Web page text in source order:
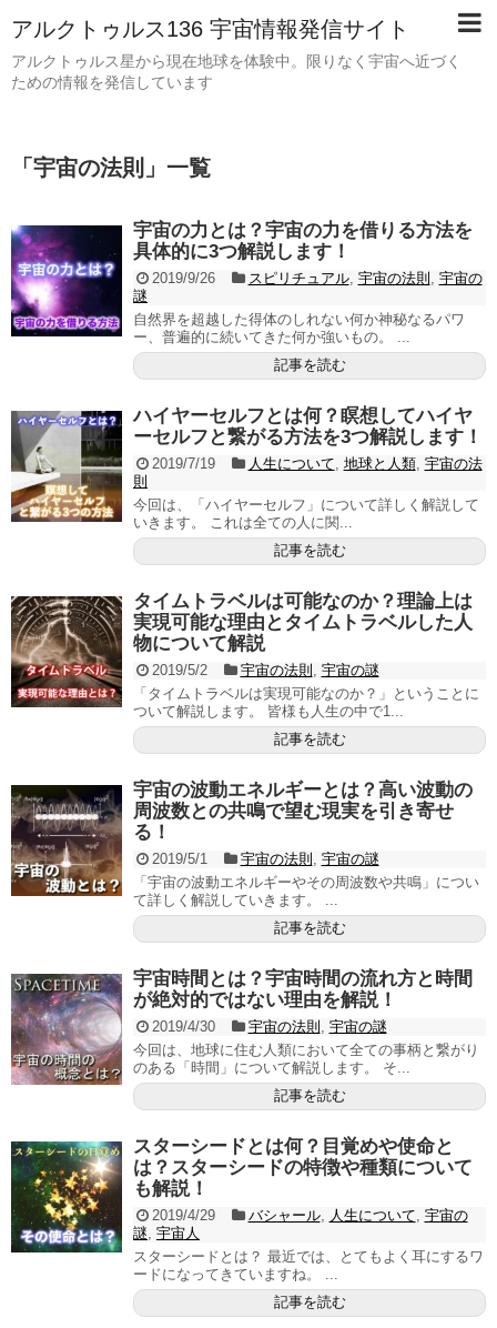
アルクトゥルス136 宇宙情報発信サイト
アルクトゥルス星から現在地球を体験中。限りなく宇宙へ近づく
ための情報を発信しています
「 宇宙の法則 」 一覧
宇宙の力とは？宇宙の力を借りる方法を
具体的に3つ解説します！
2019/9/26 スピリチュアル, 宇宙の法則
宇宙の
謎
自然界を超越した得体のしれない何か神秘なるパワ
ー、普遍的に続いてきた何か強いもの。 ...
記事を読む
ハイヤーセルフとは何？瞑想してハイヤ
ーセルフと繋がる方法を3つ解説します！
2019/7/19 人生について 地球と人類, 宇宙の法
則
今回は、「ハイヤーセルフ」について詳しく解説して
いきます。 これは全ての人に関...
記事を読む
タイムトラベルは可能なのか？理論上は
実現可能な理由とタイムトラベルした人
物について解説
2019/5/2 宇宙の法則
宇宙の謎
「タイムトラベルは実現可能なのか？」ということに
ついて解説します。 皆様も人生の中で1...
記事を読む
宇宙の波動エネルギーとは？高い波動の
周波数との共鳴で望む現実を引き寄せ
る！
2019/5/1 宇宙の法則
宇宙の謎
「宇宙の波動エネルギーやその周波数や共鳴」につい
て詳しく解説していきます。 ...
記事を読む
宇宙時間とは？宇宙時間の流れ方と時間
が絶対的ではない理由を解説！
2019/4/30 宇宙の法則
宇宙の謎
今回は、地球に住む人類において全ての事柄と繋がり
のある「時間」について解説します。 そ...
記事を読む
スターシードとは何？目覚めや使命と
は？スターシードの特徴や種類について
も解説！
2019/4/29 バシャール, 人生について 宇宙の
謎 宇宙人
スターシードとは？ 最近では、とてもよく耳にするワ
ードになってきていますね。 ...
記事を読む